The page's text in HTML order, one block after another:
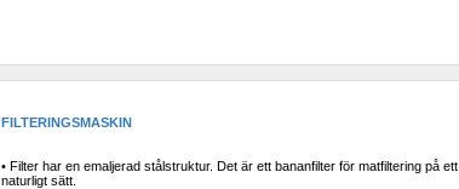
FILTERINGSMASKIN
• Filter har en emaljerad stålstruktur. Det är ett bananfilter för matfiltering på ett
naturligt sätt.